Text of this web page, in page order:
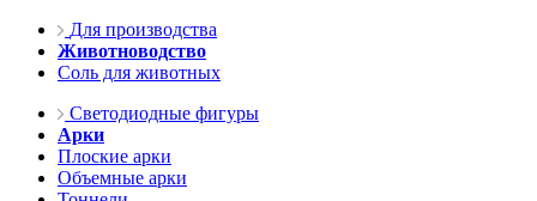
Для производства
Животноводство
Соль для животных
Светодиодные фигуры
Арки
Плоские арки
Объемные арки